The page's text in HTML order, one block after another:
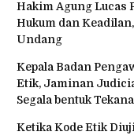
Hakim Agung Lucas
Hukum dan
Undang
Kepala Badan
Etik, Jaminan
Segala bentuk
Ketika Kode Etik